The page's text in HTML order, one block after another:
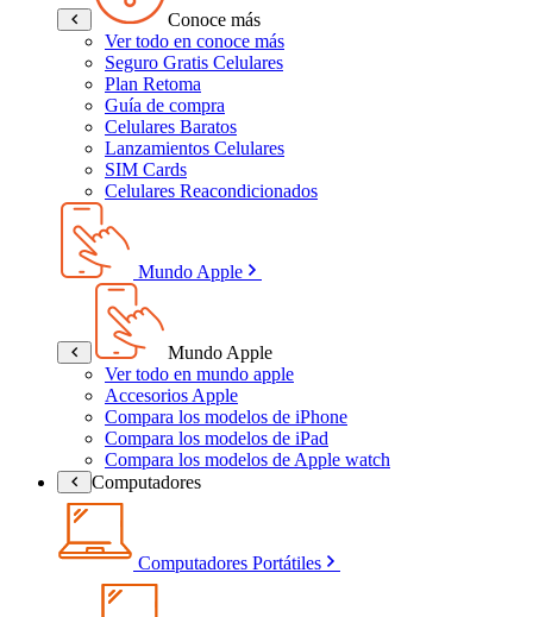
Conoce más
Ver todo en conoce más
Seguro Gratis Celulares
Plan Retoma
Guía de compra
Celulares Baratos
Lanzamientos Celulares
SIM Cards
Celulares Reacondicionados
Mundo Apple
Mundo Apple
Ver todo en mundo apple
Accesorios Apple
Compara los modelos de iPhone
Compara los modelos de iPad
Compara los modelos de Apple watch
Computadores
Computadores Portátiles